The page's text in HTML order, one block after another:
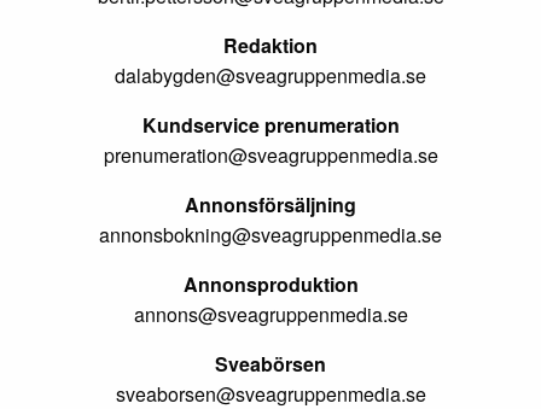
Redaktion
dalabygden@sveagruppenmedia.se
Kundservice prenumeration
prenumeration@sveagruppenmedia.se
Annonsförsäljning
annonsbokning@sveagruppenmedia.se
Annonsproduktion
annons@sveagruppenmedia.se
Sveabörsen
sveaborsen@sveagruppenmedia.se